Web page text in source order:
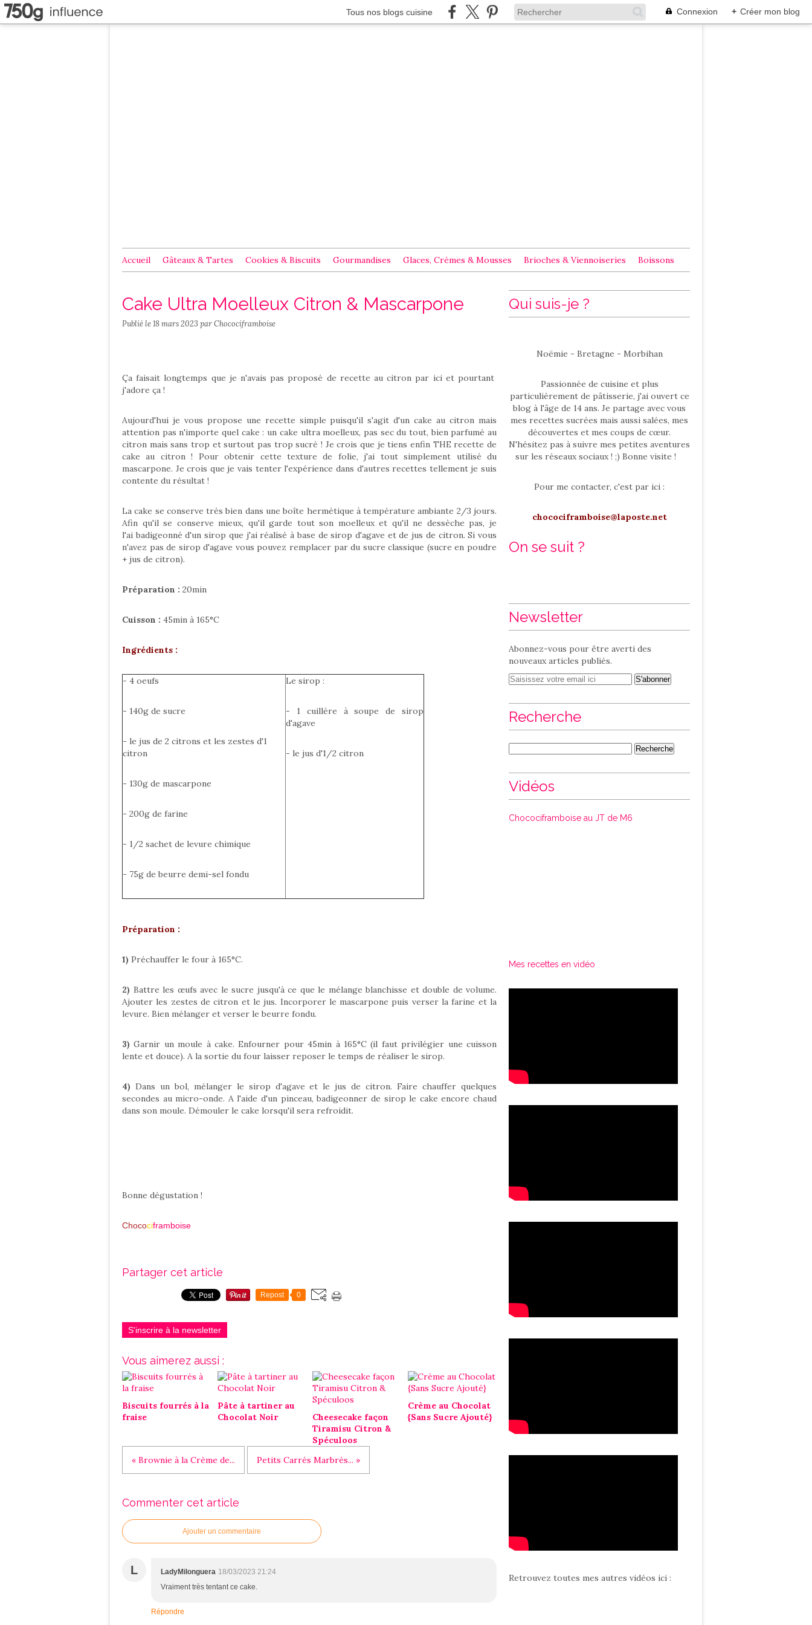
Tous nos blogs cuisine Connexion + Créer mon blog
Accueil Gâteaux & Tartes Cookies & Biscuits Gourmandises Glaces, Crèmes & Mousses Brioches & Viennoiseries Boissons
Cake Ultra Moelleux Citron & Mascarpone
Publié le18 mars 2023par Chocociframboise
Ça faisait longtemps que je n'avais pas proposé de recette au citron par ici et pourtant
j'adore ça !
Aujourd'hui je vous propose une recette simple puisqu'il s'agit d'un cake au citron mais
attention pas n'importe quel cake : un cake ultra moelleux, pas sec du tout, bien parfumé au
citron mais sans trop et surtout pas trop sucré ! Je crois que je tiens enfin THE recette de
cake au citron ! Pour obtenir cette texture de folie, j'ai tout simplement utilisé du
mascarpone. Je crois que je vais tenter l'expérience dans d'autres recettes tellement je suis
contente du résultat !
La cake se conserve très bien dans une boîte hermétique à température ambiante 2/3 jours.
Afin qu'il se conserve mieux, qu'il garde tout son moelleux et qu'il ne dessèche pas, je
l'ai badigeonné d'un sirop que j'ai réalisé à base de sirop d'agave et de jus de citron. Si vous
n'avez pas de sirop d'agave vous pouvez remplacer par du sucre classique (sucre en poudre
+ jus de citron).
Préparation : 20min
Cuisson : 45min à 165°C
Ingrédients :
- 4 oeufs
- 140g de sucre
- le jus de 2 citrons et les zestes d'1
citron
- 130g de mascarpone
- 200g de farine
- 1/2 sachet de levure chimique
- 75g de beurre demi-sel fondu
Le sirop :
- 1 cuillère à soupe de sirop
d'agave
- le jus d'1/2 citron
Préparation :
1) Préchauffer le four à 165°C.
2) Battre les œufs avec le sucre jusqu'à ce que le mélange blanchisse et double de volume.
Ajouter les zestes de citron et le jus. Incorporer le mascarpone puis verser la farine et la
levure. Bien mélanger et verser le beurre fondu.
3) Garnir un moule à cake. Enfourner pour 45min à 165°C (il faut privilégier une cuisson
lente et douce). A la sortie du four laisser reposer le temps de réaliser le sirop.
4) Dans un bol, mélanger le sirop d'agave et le jus de citron. Faire chauffer quelques
secondes au micro-onde. A l'aide d'un pinceau, badigeonner de sirop le cake encore chaud
dans son moule. Démouler le cake lorsqu'il sera refroidit.
Bonne dégustation !
Chocociframboise
Partager cet article
Repost 0
S'inscrire à la newsletter
Vous aimerez aussi :
Biscuits fourrés à la
fraise
Pâte à tartiner au
Chocolat Noir
Cheesecake façon
Tiramisu Citron &
Spéculoos
Crème au Chocolat
{Sans Sucre Ajouté}
« Brownie à la Crème de... Petits Carrés Marbrés... »
Commenter cet article
Ajouter un commentaire
L LadyMilonguera 18/03/2023 21:24
Vraiment très tentant ce cake.
Répondre
Qui suis-je ?
Noëmie - Bretagne - Morbihan
Passionnée de cuisine et plus
particulièrement de pâtisserie, j'ai ouvert ce
blog à l'âge de 14 ans. Je partage avec vous
mes recettes sucrées mais aussi salées, mes
découvertes et mes coups de cœur.
N'hésitez pas à suivre mes petites aventures
sur les réseaux sociaux ! ;) Bonne visite !
Pour me contacter, c'est par ici :
chocociframboise@laposte.net
On se suit ?
Newsletter
Abonnez-vous pour être averti des
nouveaux articles publiés.
Recherche
Vidéos
Chocociframboise au JT de M6
Mes recettes en vidéo
Retrouvez toutes mes autres vidéos ici :